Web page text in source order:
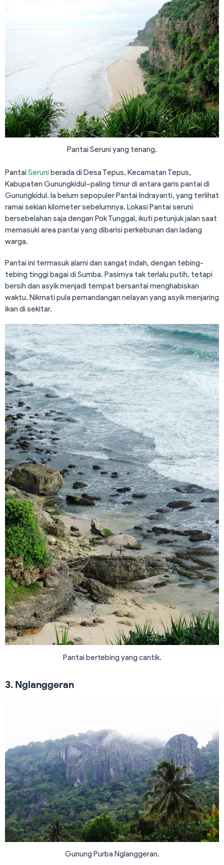
Pantai Seruni yang tenang.
Pantai Seruni berada di Desa Tepus, Kecamatan Tepus,
Kabupaten Gunungkidul–paling timur di antara garis pantai di
Gunungkidul. Ia belum sepopuler Pantai Indrayanti, yang terlihat
ramai sekian kilometer sebelumnya. Lokasi Pantai seruni
bersebelahan saja dengan Pok Tunggal, ikuti petunjuk jalan saat
memasuki area pantai yang dibarisi perkebunan dan ladang
warga.
Pantai ini termasuk alami dan sangat indah, dengan tebing-
tebing tinggi bagai di Sumba. Pasirnya tak terlalu putih, tetapi
bersih dan asyik menjadi tempat bersantai menghabiskan
waktu. Nikmati pula pemandangan nelayan yang asyik menjaring
ikan di sekitar.
Pantai bertebing yang cantik.
3. Nglanggeran
Gunung Purba Nglanggeran.